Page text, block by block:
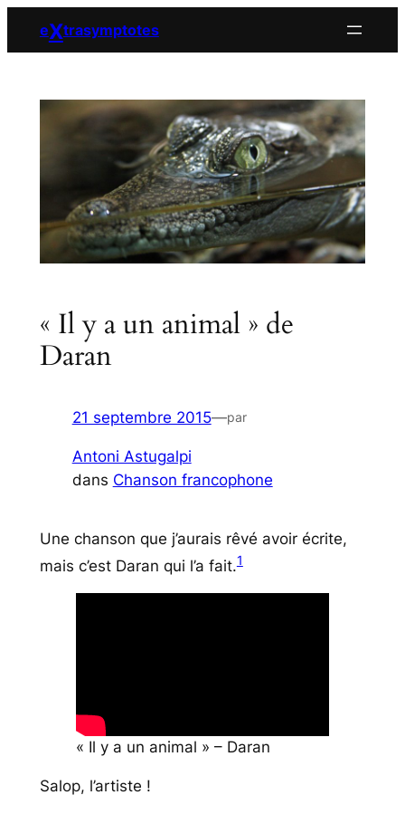
eXtrasymptotes
« Il y a un animal » de
Daran
21 septembre 2015—par
Antoni Astugalpi
dans Chanson francophone
Une chanson que j’aurais rêvé avoir écrite,
mais c’est Daran qui l’a fait.1
« Il y a un animal » – Daran
Salop, l’artiste !